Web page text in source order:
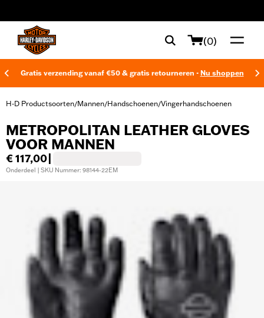
(0)
Gratis verzending vanaf €50 & gratis retourneren - Nu shoppen
H-D Productsoorten/Mannen/Handschoenen/Vingerhandschoenen
METROPOLITAN LEATHER GLOVES
VOOR MANNEN
€ 117,00
Onderdeel | SKU Nummer: 98144-22EM